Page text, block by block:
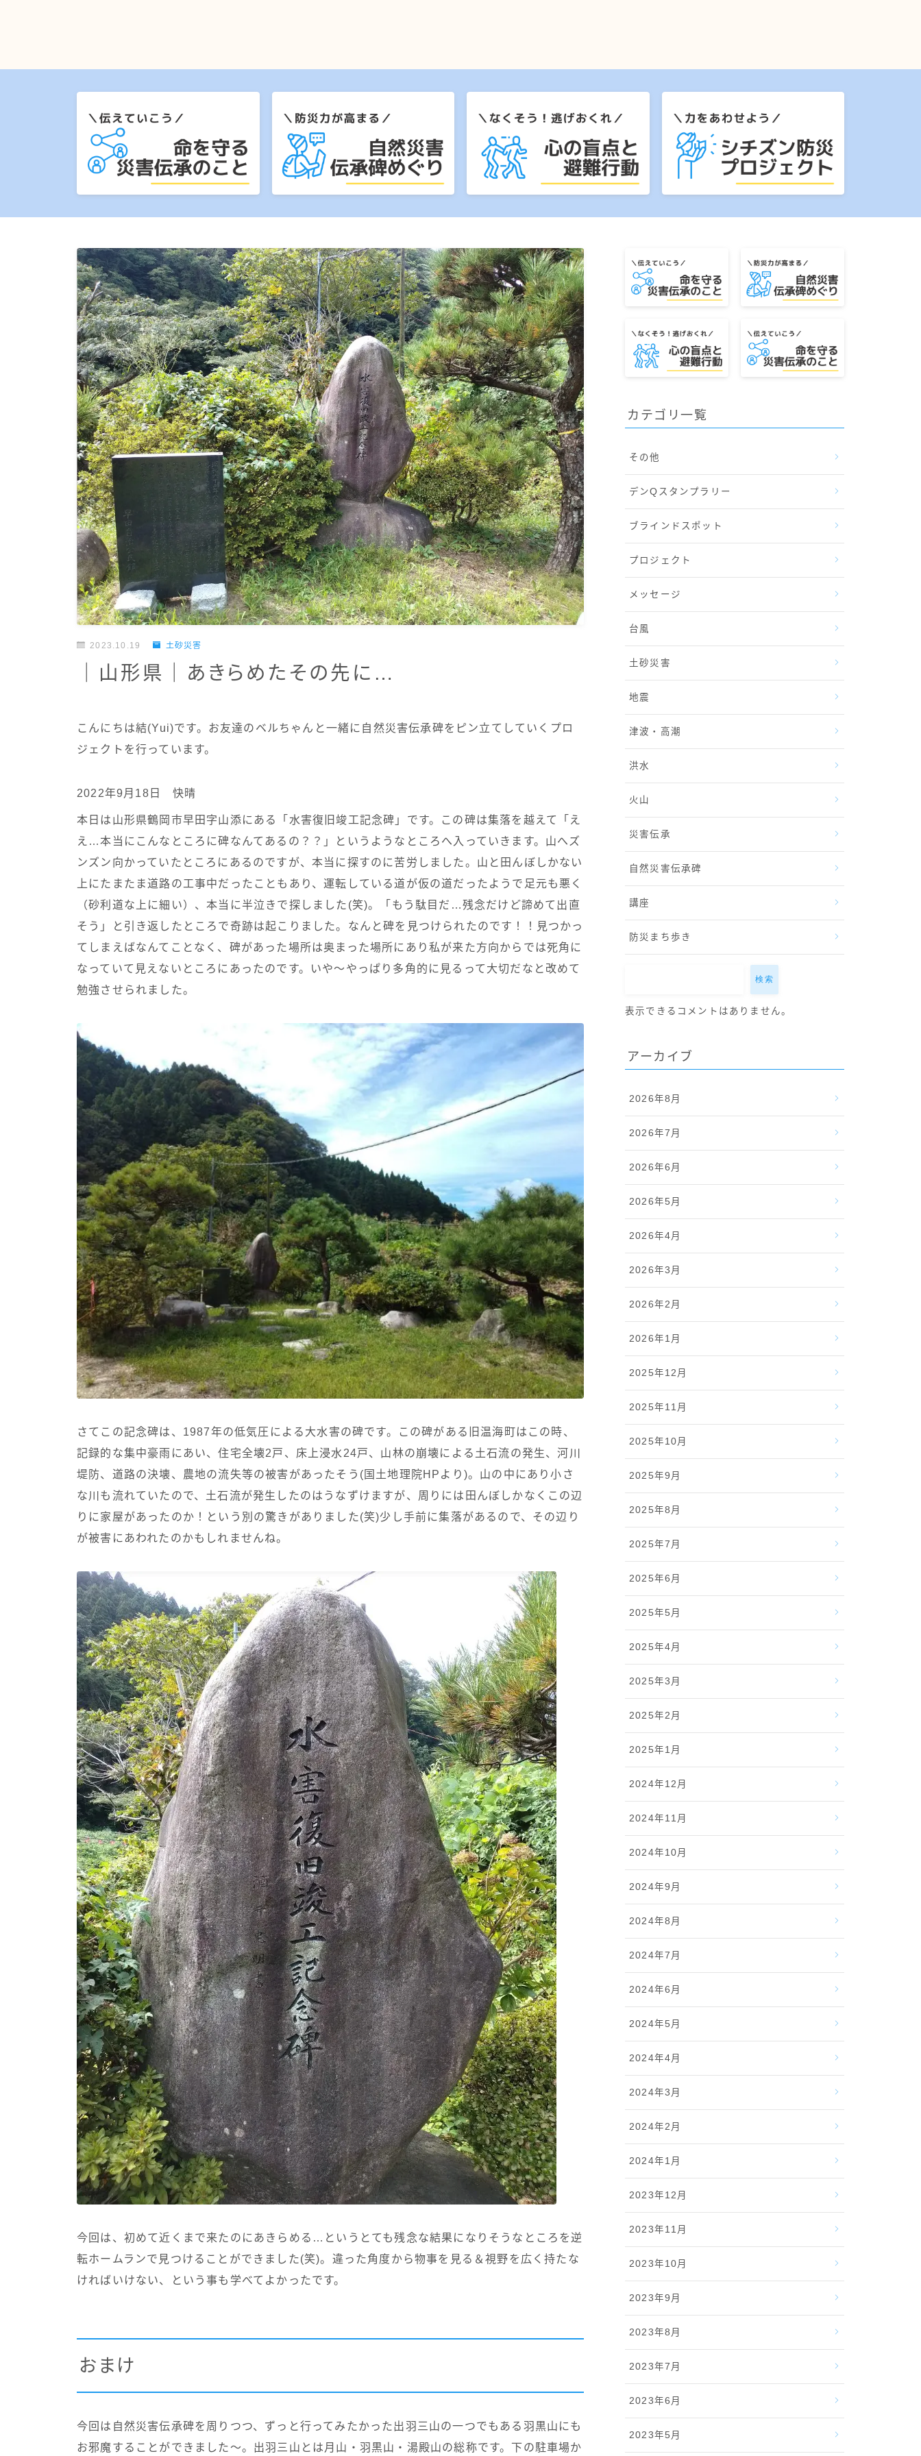
2023.10.19 土砂災害
｜山形県｜あきらめたその先に…
こんにちは結(Yui)です。お友達のベルちゃんと一緒に自然災害伝承碑をピン立てしていくプロ
ジェクトを行っています。
2022年9月18日 快晴
本日は山形県鶴岡市早田字山添にある「水害復旧竣工記念碑」です。この碑は集落を越えて「え
え…本当にこんなところに碑なんてあるの？？」というようなところへ入っていきます。山へズ
ンズン向かっていたところにあるのですが、本当に探すのに苦労しました。山と田んぼしかない
上にたまたま道路の工事中だったこともあり、運転している道が仮の道だったようで足元も悪く
（砂利道な上に細い）、本当に半泣きで探しました(笑)。「もう駄目だ…残念だけど諦めて出直
そう」と引き返したところで奇跡は起こりました。なんと碑を見つけられたのです！！見つかっ
てしまえばなんてことなく、碑があった場所は奥まった場所にあり私が来た方向からでは死角に
なっていて見えないところにあったのです。いや～やっぱり多角的に見るって大切だなと改めて
勉強させられました。
さてこの記念碑は、1987年の低気圧による大水害の碑です。この碑がある旧温海町はこの時、
記録的な集中豪雨にあい、住宅全壊2戸、床上浸水24戸、山林の崩壊による土石流の発生、河川
堤防、道路の決壊、農地の流失等の被害があったそう(国土地理院HPより)。山の中にあり小さ
な川も流れていたので、土石流が発生したのはうなずけますが、周りには田んぼしかなくこの辺
りに家屋があったのか！という別の驚きがありました(笑)少し手前に集落があるので、その辺り
が被害にあわれたのかもしれませんね。
今回は、初めて近くまで来たのにあきらめる…というとても残念な結果になりそうなところを逆
転ホームランで見つけることができました(笑)。違った角度から物事を見る＆視野を広く持たな
ければいけない、という事も学べてよかったです。
おまけ
今回は自然災害伝承碑を周りつつ、ずっと行ってみたかった出羽三山の一つでもある羽黒山にも
お邪魔することができました～。出羽三山とは月山・羽黒山・湯殿山の総称です。下の駐車場か
カテゴリ一覧
その他
デンQスタンプラリー
ブラインドスポット
プロジェクト
メッセージ
台風
土砂災害
地震
津波・高潮
洪水
火山
災害伝承
自然災害伝承碑
講座
防災まち歩き
検索
表示できるコメントはありません。
アーカイブ
2026年8月
2026年7月
2026年6月
2026年5月
2026年4月
2026年3月
2026年2月
2026年1月
2025年12月
2025年11月
2025年10月
2025年9月
2025年8月
2025年7月
2025年6月
2025年5月
2025年4月
2025年3月
2025年2月
2025年1月
2024年12月
2024年11月
2024年10月
2024年9月
2024年8月
2024年7月
2024年6月
2024年5月
2024年4月
2024年3月
2024年2月
2024年1月
2023年12月
2023年11月
2023年10月
2023年9月
2023年8月
2023年7月
2023年6月
2023年5月